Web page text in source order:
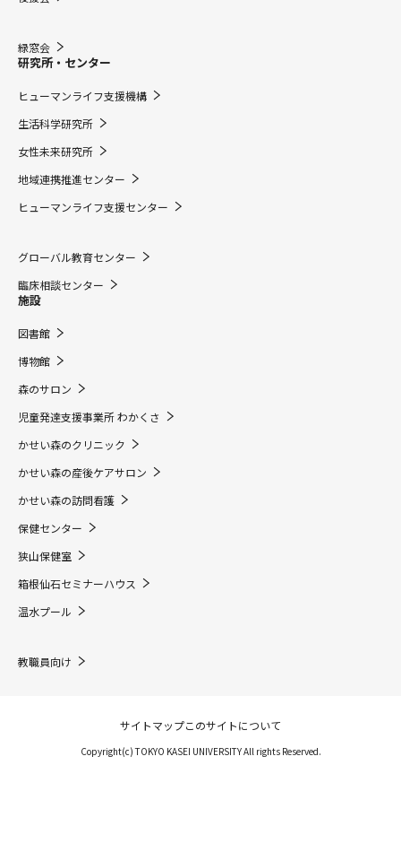
緑窓会
研究所・センター
ヒューマンライフ支援機構
生活科学研究所
女性未来研究所
地域連携推進センター
ヒューマンライフ支援センター
グローバル教育センター
臨床相談センター
施設
図書館
博物館
森のサロン
児童発達支援事業所 わかくさ
かせい森のクリニック
かせい森の産後ケアサロン
かせい森の訪問看護
保健センター
狭山保健室
箱根仙石セミナーハウス
温水プール
教職員向け
サイトマップこのサイトについて
Copyright(c) TOKYO KASEI UNIVERSITY All rights Reserved.